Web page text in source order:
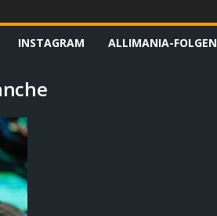
INSTAGRAM ALLIMANIA-FOLGEN